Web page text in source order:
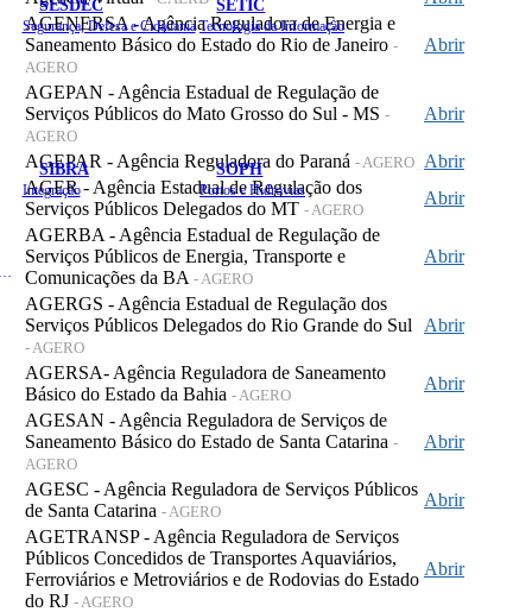
SESDEC
Segurança, Defesa e Cidadania
SETIC
Tecnologia da Informação
SIBRA
Integração
SOPH
Portos e Hidrovias
AGENERSA - Agência Reguladora de Energia e
Saneamento Básico do Estado do Rio de Janeiro -
AGERO
Abrir
AGEPAN - Agência Estadual de Regulação de
Serviços Públicos do Mato Grosso do Sul - MS -
AGERO
Abrir
AGEPAR - Agência Reguladora do Paraná - AGERO Abrir
AGER - Agência Estadual de Regulação dos
Serviços Públicos Delegados do MT - AGERO
Abrir
AGERBA - Agência Estadual de Regulação de
Serviços Públicos de Energia, Transporte e
Comunicações da BA - AGERO
Abrir
AGERGS - Agência Estadual de Regulação dos
Serviços Públicos Delegados do Rio Grande do Sul
- AGERO
Abrir
AGERSA- Agência Reguladora de Saneamento
Básico do Estado da Bahia - AGERO
Abrir
AGESAN - Agência Reguladora de Serviços de
Saneamento Básico do Estado de Santa Catarina -
AGERO
Abrir
AGESC - Agência Reguladora de Serviços Públicos
de Santa Catarina - AGERO
Abrir
AGETRANSP - Agência Reguladora de Serviços
Públicos Concedidos de Transportes Aquaviários,
Ferroviários e Metroviários e de Rodovias do Estado
do RJ - AGERO
Abrir